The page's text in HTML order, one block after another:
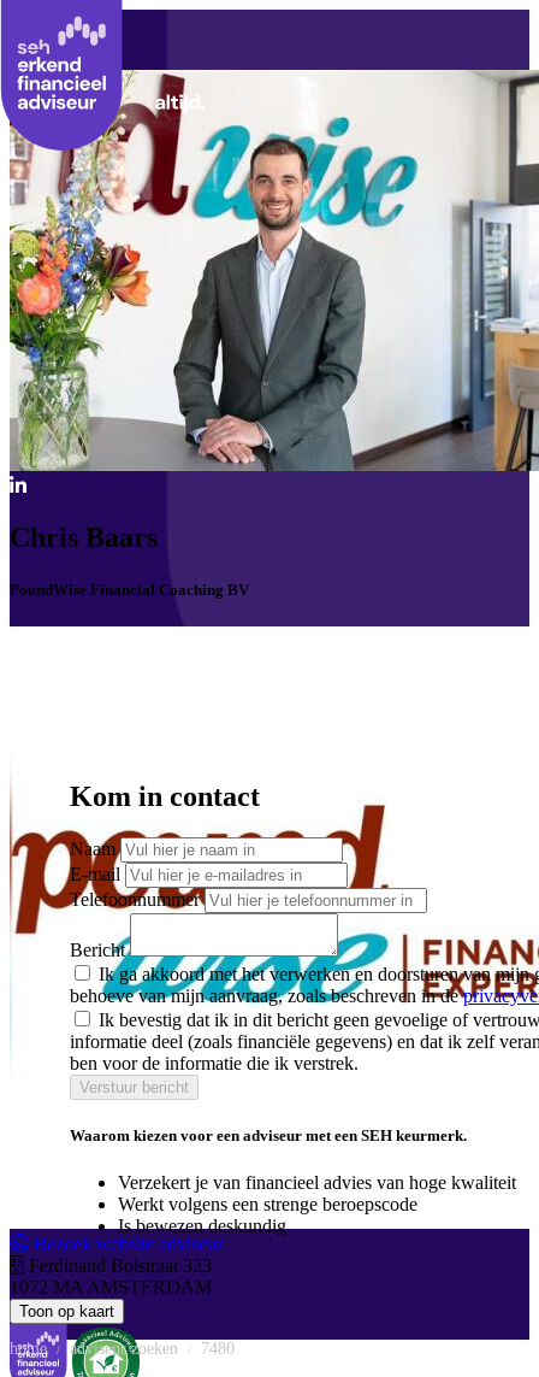
Chris Baars
PoundWise Financial Coaching BV
Bezoek website adviseur
Ferdinand Bolstraat 323
1072 MA AMSTERDAM
Toon op kaart
home / adviseur zoeken / 7480
Kom in contact
Naam
E-mail
Telefoonnummer
Bericht
Ik ga akkoord met het verwerken en doorsturen van mijn
behoeve van mijn aanvraag, zoals beschreven in de
Ik bevestig dat ik in dit bericht geen gevoelige of
informatie deel (zoals financiële gegevens) en dat ik zelf
ben voor de informatie die ik verstrek.
Verstuur bericht
Waarom kiezen voor een adviseur met een SEH keurmerk.
Verzekert je van financieel advies van hoge kwaliteit
Werkt volgens een strenge beroepscode
Is bewezen deskundig